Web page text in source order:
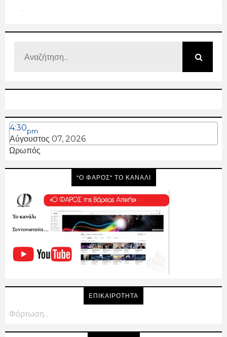
4:30pm
Αύγουστος 07, 2026
Ωρωπός
"Ο ΦΑΡΟΣ" ΤΟ ΚΑΝΑΛΙ
ΕΠΙΚΑΙΡΟΤΗΤΑ
Φόρτωση...